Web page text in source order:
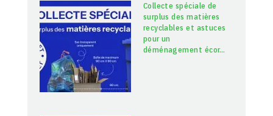
Collecte spéciale de
surplus des matières
recyclables et astuces
pour un
déménagement écor…